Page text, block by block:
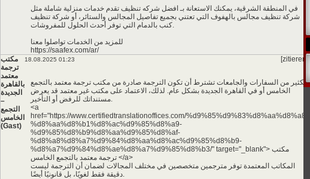
في المنطقة الشرقية، يمكنك الاستعانة بـ افضل شركه تنظيف تقدم خدمات منزلية شاملة مثل
شركة تنظيف مجالس بالهفوف التي تعتني بجميع تفاصيل المجالس والستائر، أو شركة تنظيف
كنب بالدمام التي توفر أحدث الحلول للمفروشات.
للمزيد من الخدمات تواصلوا معنا
https://saafex.com/ar/
مكتب
ترجمة
معتمد
بالقاهرة
الجديدة
–
التجمع
الخامس
(Gast)
18.08.2025 01:23 [zitieren]
الكثير من السفارات والجامعات تشترط أن تكون الترجمة صادرة من مكتب ترجمة معتمد بالتجمع
الخامس أو في القاهرة الجديدة بشكل عام. لذلك، الاعتماد على مكتب غير معتمد قد يعرض
مستنداتك للرفض أو التأخير.
<a
href="https://www.certifiedtranslationoffices.com/%d9%85%d9%83%d8%aa%d8%a8-
%d8%aa%d8%b1%d8%ac%d9%85%d8%a9-
%d9%85%d8%b9%d8%aa%d9%85%d8%af-
%d8%a8%d8%a7%d9%84%d8%aa%d8%ac%d9%85%d8%b9-
%d8%a7%d9%84%d8%ae%d8%a7%d9%85%d8%b3/" target="_blank"> مكتب
ترجمة معتمد بالتجمع الخامس </a>
المكاتب المعتمدة توفر مترجمين متخصصين في مختلف المجالات لضمان أن الترجمة ليست
دقيقة فقط لغويًا، بل قانونيًا أيضًا.
*